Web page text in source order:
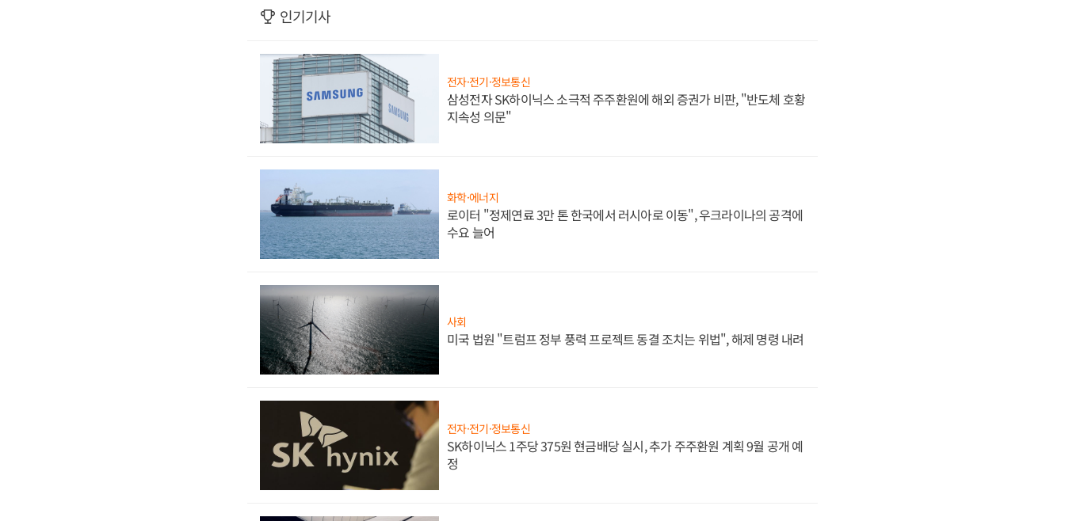
인기기사
전자·전기·정보통신
삼성전자 SK하이닉스 소극적 주주환원에 해외 증권가 비판, "반도체 호황
지속성 의문"
화학·에너지
로이터 "정제연료 3만 톤 한국에서 러시아로 이동", 우크라이나의 공격에
수요 늘어
사회
미국 법원 "트럼프 정부 풍력 프로젝트 동결 조치는 위법", 해제 명령 내려
전자·전기·정보통신
SK하이닉스 1주당 375원 현금배당 실시, 추가 주주환원 계획 9월 공개 예
정